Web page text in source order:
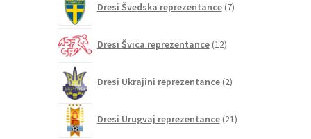
Dresi Švedska reprezentance 7izdelkov
Dresi Švica reprezentance 12izdelkov
Dresi Ukrajini reprezentance 2izdelka
Dresi Urugvaj reprezentance 21izdelkov